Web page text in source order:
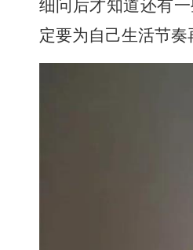
细问后才知道还有
定要为自己生活节